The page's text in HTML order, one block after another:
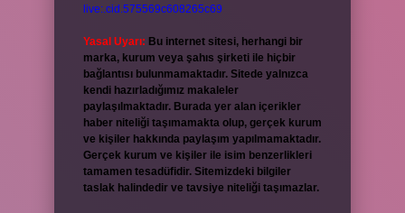
live:.cid.575569c608265c69
Yasal Uyarı: Bu internet sitesi, herhangi bir
marka, kurum veya şahıs şirketi ile hiçbir
bağlantısı bulunmamaktadır. Sitede yalnızca
kendi hazırladığımız makaleler
paylaşılmaktadır. Burada yer alan içerikler
haber niteliği taşımamakta olup, gerçek kurum
ve kişiler hakkında paylaşım yapılmamaktadır.
Gerçek kurum ve kişiler ile isim benzerlikleri
tamamen tesadüfidir. Sitemizdeki bilgiler
taslak halindedir ve tavsiye niteliği taşımazlar.